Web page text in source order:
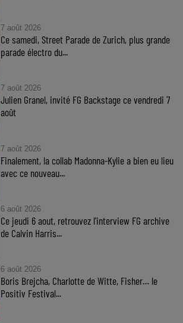
7 août 2026
Ce samedi, Street Parade de Zurich, plus grande
parade électro du...
7 août 2026
Julien Granel, invité FG Backstage ce vendredi 7
août
7 août 2026
Finalement, la collab Madonna-Kylie a bien eu lieu
avec ce nouveau...
6 août 2026
Ce jeudi 6 aout, retrouvez l'interview FG archive
de Calvin Harris...
6 août 2026
Boris Brejcha, Charlotte de Witte, Fisher… le
Positiv Festival...